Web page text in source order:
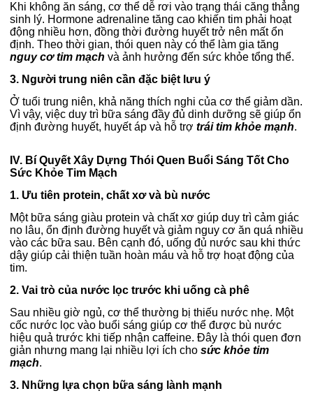
Khi không ăn sáng, cơ thể dễ rơi vào trạng thái căng thẳng
sinh lý. Hormone adrenaline tăng cao khiến tim phải hoạt
động nhiều hơn, đồng thời đường huyết trở nên mất ổn
định. Theo thời gian, thói quen này có thể làm gia tăng
nguy cơ tim mạch và ảnh hưởng đến sức khỏe tổng thể.
3. Người trung niên cần đặc biệt lưu ý
Ở tuổi trung niên, khả năng thích nghi của cơ thể giảm dần.
Vì vậy, việc duy trì bữa sáng đầy đủ dinh dưỡng sẽ giúp ổn
định đường huyết, huyết áp và hỗ trợ trái tim khỏe mạnh.
IV. Bí Quyết Xây Dựng Thói Quen Buổi Sáng Tốt Cho
Sức Khỏe Tim Mạch
1. Ưu tiên protein, chất xơ và bù nước
Một bữa sáng giàu protein và chất xơ giúp duy trì cảm giác
no lâu, ổn định đường huyết và giảm nguy cơ ăn quá nhiều
vào các bữa sau. Bên cạnh đó, uống đủ nước sau khi thức
dậy giúp cải thiện tuần hoàn máu và hỗ trợ hoạt động của
tim.
2. Vai trò của nước lọc trước khi uống cà phê
Sau nhiều giờ ngủ, cơ thể thường bị thiếu nước nhẹ. Một
cốc nước lọc vào buổi sáng giúp cơ thể được bù nước
hiệu quả trước khi tiếp nhận caffeine. Đây là thói quen đơn
giản nhưng mang lại nhiều lợi ích cho sức khỏe tim
mạch.
3. Những lựa chọn bữa sáng lành mạnh